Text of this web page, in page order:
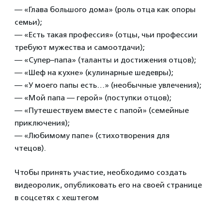
— «Глава большого дома» (роль отца как опоры
семьи);
— «Есть такая профессия» (отцы, чьи профессии
требуют мужества и самоотдачи);
— «Супер–папа» (таланты и достижения отцов);
— «Шеф на кухне» (кулинарные шедевры);
— «У моего папы есть…» (необычные увлечения);
— «Мой папа — герой» (поступки отцов);
— «Путешествуем вместе с папой» (семейные
приключения);
— «Любимому папе» (стихотворения для
чтецов).
Чтобы принять участие, необходимо создать
видеоролик, опубликовать его на своей странице
в соцсетях с хештегом